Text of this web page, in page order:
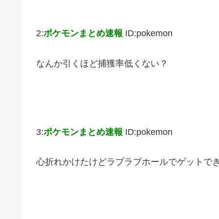
2:ポケモンまとめ速報 ID:pokemon
なんか引くほど捕獲率低くない？
3:ポケモンまとめ速報 ID:pokemon
心折れかけたけどラブラブホールでゲットで